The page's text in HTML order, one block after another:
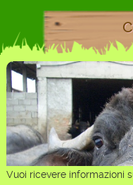
Vuoi ricevere informazioni